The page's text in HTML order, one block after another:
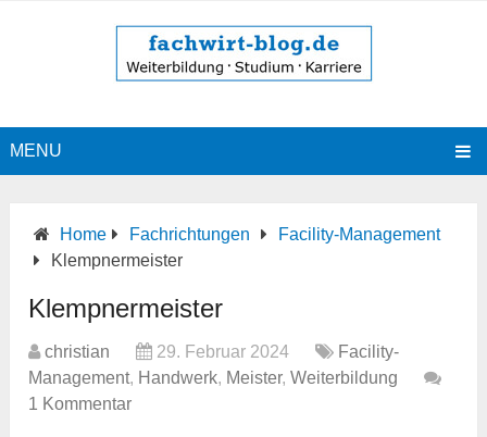
MENU
Home Fachrichtungen
Facility-Management
Klempnermeister
Klempnermeister
christian 29. Februar 2024
Facility-
Management, Handwerk, Meister,Weiterbildung
1 Kommentar